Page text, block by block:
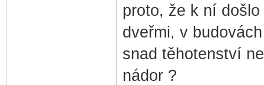
proto, že k ní
dveřmi, v
snad těhotenství
nádor ?